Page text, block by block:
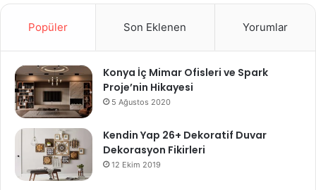
Popüler Son Eklenen Yorumlar
Konya İç Mimar Ofisleri ve Spark
Proje’nin Hikayesi
5 Ağustos 2020
Kendin Yap 26+ Dekoratif Duvar
Dekorasyon Fikirleri
12 Ekim 2019